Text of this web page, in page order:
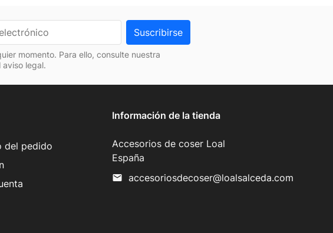
momento. Para ello, consulte nuestra
legal.
del pedido
Información de la tienda
Accesorios de coser Loal
España
mail accesoriosdecoser@loalsalceda.com